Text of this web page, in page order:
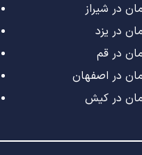
در شیراز
در یزد
در قم
در اصفهان
در کیش